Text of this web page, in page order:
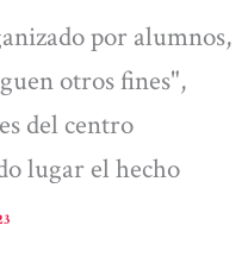
por alumnos,
otros fines",
del centro
lugar el hecho